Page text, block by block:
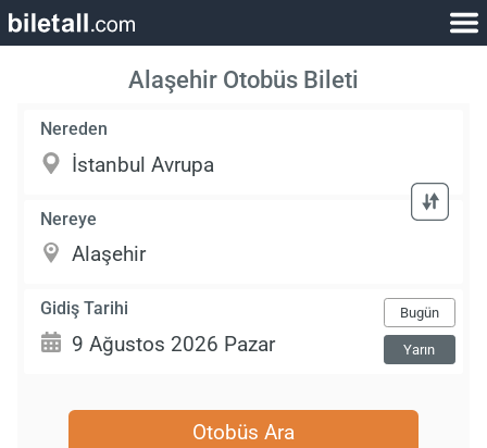
Alaşehir Otobüs Bileti
Nereden
Nereye
Gidiş Tarihi Bugün
Yarın
Otobüs Ara